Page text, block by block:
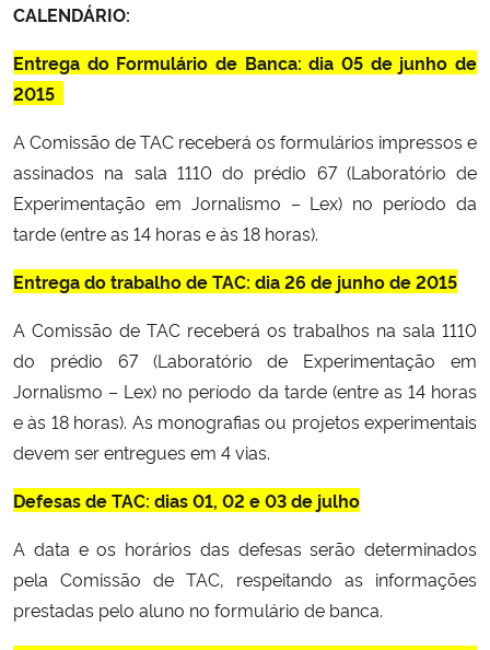
Controladoria-Geral da União
Ministério da Mulher, da Família e dos Direitos Humanos
Secretaria-Geral
Secretaria de Governo
Banco Central do Brasil
Planalto
CALENDÁRIO:
Entrega do Formulário de Banca: dia 05 de junho de
2015
A Comissão de TAC receberá os formulários impressos e
assinados na sala 1110 do prédio 67 (Laboratório de
Experimentação em Jornalismo – Lex) no período da
tarde (entre as 14 horas e às 18 horas).
Entrega do trabalho de TAC: dia 26 de junho de 2015
A Comissão de TAC receberá os trabalhos na sala 1110
do prédio 67 (Laboratório de Experimentação em
Jornalismo – Lex) no período da tarde (entre as 14 horas
e às 18 horas). As monografias ou projetos experimentais
devem ser entregues em 4 vias.
Defesas de TAC: dias 01, 02 e 03 de julho
A data e os horários das defesas serão determinados
pela Comissão de TAC, respeitando as informações
prestadas pelo aluno no formulário de banca.